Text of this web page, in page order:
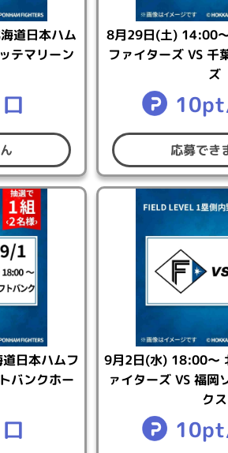
せん。
当選を無効とさせていただきますので
スピ・ポイントクラブの利用停止手
ではない場合
る、ご住所、転居先が不明等の理由
を他人に転売・譲渡しようとし、また
上、公平性を欠くような妨害/不正行
いて】
当社が取得した個人情報は、下記の
ら
道日本ハム
テマリーン
8月29日(土) 14:00
ファイターズ VS 千
ズ
応募でき
日本ハムフ
バンクホー
9月2日(水) 18:00～
ァイターズ VS 福岡
クス